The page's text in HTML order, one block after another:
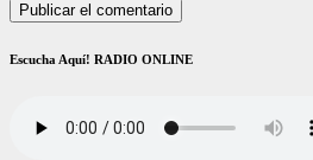
Escucha Aquí! RADIO ONLINE